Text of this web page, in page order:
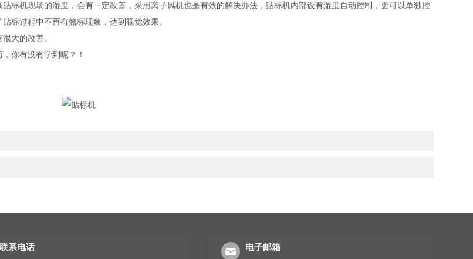
标机现场的湿度，会有一定改善，采用离子风机也是有效的解决办法，贴标机内部设有湿度自动控制，更可以单独控
标过程中不再有翘标现象，达到视觉效果。
大的改善。
你有没有学到呢？！
联系电话 电子邮箱